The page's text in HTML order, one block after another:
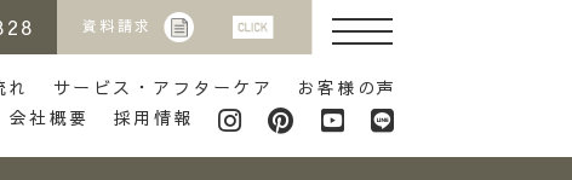
資料請求
れ サービス・アフターケア
お客様の声
会社概要 採用情報